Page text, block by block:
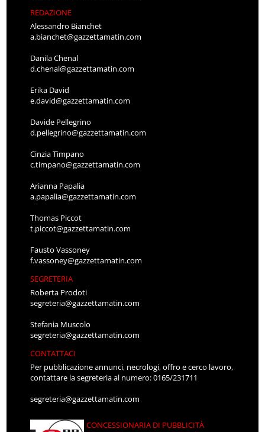
REDAZIONE
Alessandro Bianchet
a.bianchet@gazzettamatin.com
Danila Chenal
d.chenal@gazzettamatin.com
Erika David
e.david@gazzettamatin.com
Davide Pellegrino
d.pellegrino@gazzettamatin.com
Cinzia Timpano
c.timpano@gazzettamatin.com
Arianna Papalia
a.papalia@gazzettamatin.com
Thomas Piccot
t.piccot@gazzettamatin.com
Fausto Vassoney
f.vassoney@gazzettamatin.com
SEGRETERIA
Roberta Prodoti
segreteria@gazzettamatin.com
Stefania Muscolo
segreteria@gazzettamatin.com
CONTATTACI
Per pubblicazione annunci, necrologi, offro e cerco lavoro,
contattare la segreteria al numero: 0165/231711
segreteria@gazzettamatin.com
CONCESSIONARIA DI PUBBLICITÀ